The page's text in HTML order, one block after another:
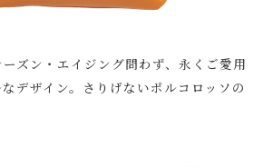
ズン・エイジング問わず、永くご愛用
デザイン。さりげないポルコロッソの